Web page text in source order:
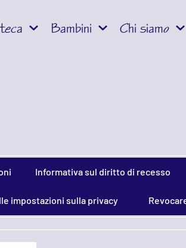
Bambini Chi siamo
Informativa sul diritto di recesso
impostazioni sulla privacy